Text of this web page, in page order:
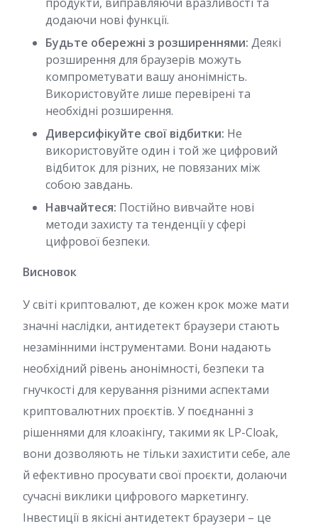
додаючи нові функції.
Будьте обережні з розширеннями: Деякі
розширення для браузерів можуть
компрометувати вашу анонімність.
Використовуйте лише перевірені та
необхідні розширення.
Диверсифікуйте свої відбитки: Не
використовуйте один і той же цифровий
відбиток для різних, не повязаних між
собою завдань.
Навчайтеся: Постійно вивчайте нові
методи захисту та тенденції у сфері
цифрової безпеки.
Висновок
У світі криптовалют, де кожен крок може мати
значні наслідки, антидетект браузери стають
незамінними інструментами. Вони надають
необхідний рівень анонімності, безпеки та
гнучкості для керування різними аспектами
криптовалютних проєктів. У поєднанні з
рішеннями для клоакінгу, такими як LP-Cloak,
вони дозволяють не тільки захистити себе, але
й ефективно просувати свої проєкти, долаючи
сучасні виклики цифрового маркетингу.
Інвестиції в якісні антидетект браузери – це